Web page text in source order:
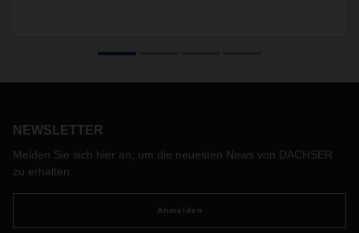
NEWSLETTER
Melden Sie sich hier an, um die neuesten News von DACHSER
zu erhalten.
Anmelden